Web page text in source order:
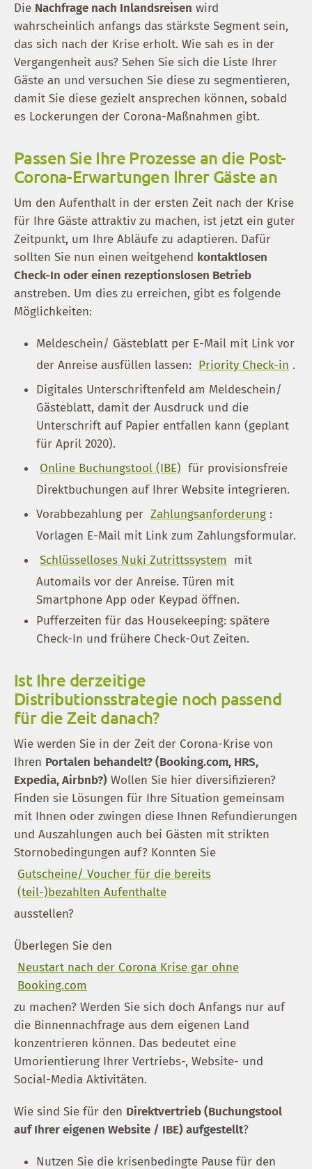
Die Nachfrage nach Inlandsreisen wird
wahrscheinlich anfangs das stärkste Segment sein,
das sich nach der Krise erholt. Wie sah es in der
Vergangenheit aus? Sehen Sie sich die Liste Ihrer
Gäste an und versuchen Sie diese zu segmentieren,
damit Sie diese gezielt ansprechen können, sobald
es Lockerungen der Corona-Maßnahmen gibt.
Passen Sie Ihre Prozesse an die Post-
Corona-Erwartungen Ihrer Gäste an
Um den Aufenthalt in der ersten Zeit nach der Krise
für Ihre Gäste attraktiv zu machen, ist jetzt ein guter
Zeitpunkt, um Ihre Abläufe zu adaptieren. Dafür
sollten Sie nun einen weitgehend kontaktlosen
Check-In oder einen rezeptionslosen Betrieb
anstreben. Um dies zu erreichen, gibt es folgende
Möglichkeiten:
Meldeschein/ Gästeblatt per E-Mail mit Link vor
der Anreise ausfüllen lassen: Priority Check-in .
Digitales Unterschriftenfeld am Meldeschein/
Gästeblatt, damit der Ausdruck und die
Unterschrift auf Papier entfallen kann (geplant
für April 2020).
Online Buchungstool (IBE) für provisionsfreie
Direktbuchungen auf Ihrer Website integrieren.
Vorabbezahlung per Zahlungsanforderung :
Vorlagen E-Mail mit Link zum Zahlungsformular.
Schlüsselloses Nuki Zutrittssystem
mit
Automails vor der Anreise. Türen mit
Smartphone App oder Keypad öffnen.
Pufferzeiten für das Housekeeping: spätere
Check-In und frühere Check-Out Zeiten.
Ist Ihre derzeitige
Distributionsstrategie noch passend
für die Zeit danach?
Wie werden Sie in der Zeit der Corona-Krise von
Ihren Portalen behandelt? (Booking.com, HRS,
Expedia, Airbnb?) Wollen Sie hier diversifizieren?
Finden sie Lösungen für Ihre Situation gemeinsam
mit Ihnen oder zwingen diese Ihnen Refundierungen
und Auszahlungen auch bei Gästen mit strikten
Stornobedingungen auf? Konnten Sie
Gutscheine/ Voucher für die bereits
(teil-)bezahlten Aufenthalte
ausstellen?
Überlegen Sie den
Neustart nach der Corona Krise gar ohne
Booking.com
zu machen? Werden Sie sich doch Anfangs nur auf
die Binnennachfrage aus dem eigenen Land
konzentrieren können. Das bedeutet eine
Umorientierung Ihrer Vertriebs-, Website- und
Social-Media Aktivitäten.
Wie sind Sie für den Direktvertrieb (Buchungstool
auf Ihrer eigenen Website / IBE) aufgestellt?
Nutzen Sie die krisenbedingte Pause für den